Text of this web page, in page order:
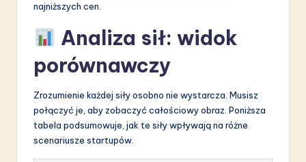
najniższych cen.
Analiza sił: widok
porównawczy
Zrozumienie każdej siły osobno nie wystarcza. Musisz
połączyć je, aby zobaczyć całościowy obraz. Poniższa
tabela podsumowuje, jak te siły wpływają na różne
scenariusze startupów.